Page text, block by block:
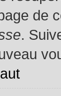
de
.